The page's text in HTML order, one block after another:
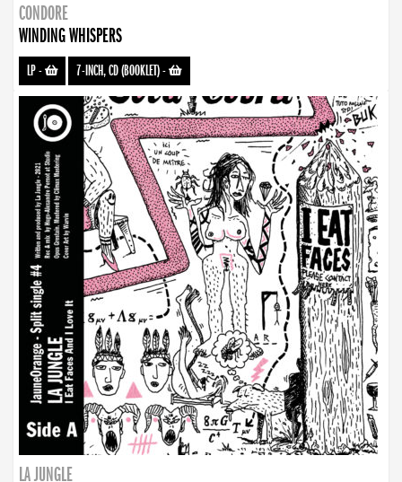
CONDORE
WINDING WHISPERS
LP- 7-INCH, CD (BOOKLET)-
LA JUNGLE